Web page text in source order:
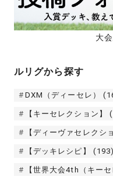
大
ルリグから探す
DXM（ディーセレ）
【キーセレクション】
【ディーヴァセレクシ
【デッキレシピ】 (193)
【世界大会4th（キーセ